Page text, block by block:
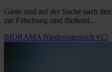
Gäste sind auf der Suche nach
zur Fälschung sind fließend...
BIORAMA Niederösterreich #13